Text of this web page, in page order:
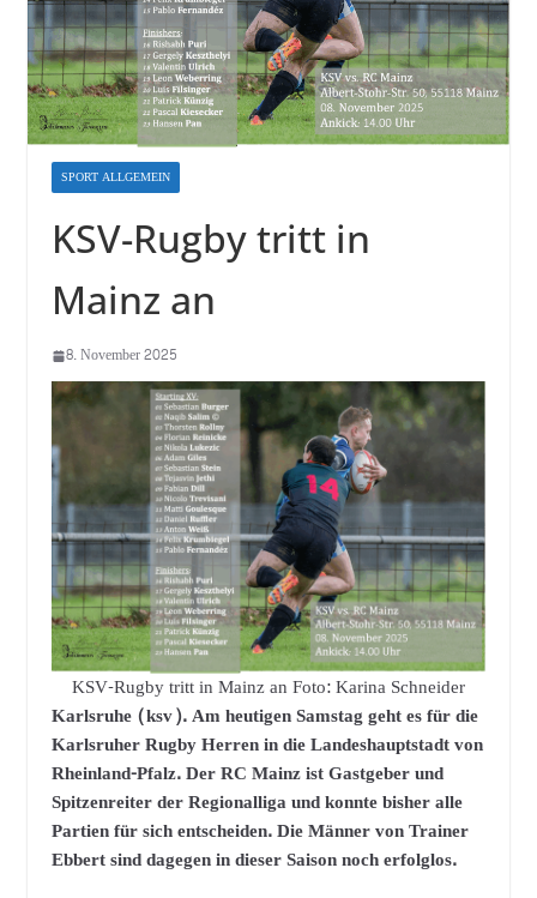
SPORT ALLGEMEIN
KSV-Rugby tritt in
Mainz an
8. November 2025
KSV-Rugby tritt in Mainz an Foto: Karina Schneider
Karlsruhe (ksv). Am heutigen Samstag geht es für die
Karlsruher Rugby Herren in die Landeshauptstadt von
Rheinland-Pfalz. Der RC Mainz ist Gastgeber und
Spitzenreiter der Regionalliga und konnte bisher alle
Partien für sich entscheiden. Die Männer von Trainer
Ebbert sind dagegen in dieser Saison noch erfolglos.